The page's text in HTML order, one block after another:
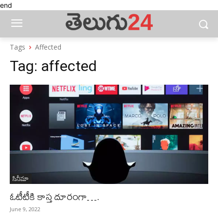
end
Tags Affected
Tag: affected
సినీమా
ఓటీటీకి కాస్త దూరంగా….
June 9, 2022